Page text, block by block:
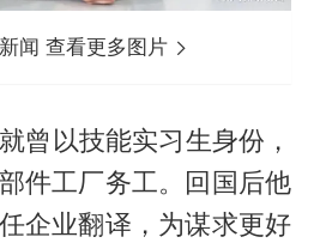
闻 查看更多图片
曾以技能实习生身份，
件工厂务工。回国后他
企业翻译，为谋求更好